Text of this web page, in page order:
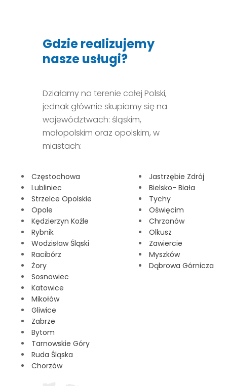
Gdzie realizujemy
nasze usługi?
Działamy na terenie całej Polski,
jednak głównie skupiamy się na
województwach: śląskim,
małopolskim oraz opolskim, w
miastach:
Częstochowa
Lubliniec
Strzelce Opolskie
Opole
Kędzierzyn Koźle
Rybnik
Wodzisław Śląski
Racibórz
Żory
Jastrzębie Zdrój
Bielsko- Biała
Tychy
Oświęcim
Chrzanów
Olkusz
Zawiercie
Myszków
Dąbrowa Górnicza
Sosnowiec
Katowice
Mikołów
Gliwice
Zabrze
Bytom
Tarnowskie Góry
Ruda Śląska
Chorzów